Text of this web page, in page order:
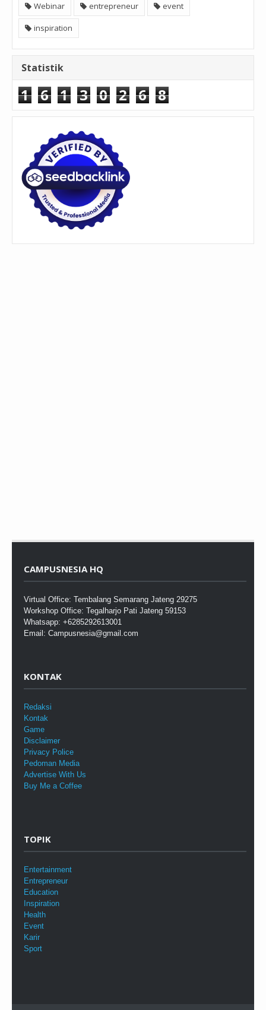
Webinar entrepreneur event
inspiration
Statistik
1 6 1 3 0 2 6 8
CAMPUSNESIA HQ
Virtual Office: Tembalang Semarang Jateng 29275
Workshop Office: Tegalharjo Pati Jateng 59153
Whatsapp: +6285292613001
Email: Campusnesia@gmail.com
KONTAK
Redaksi
Kontak
Game
Disclaimer
Privacy Police
Pedoman Media
Advertise With Us
Buy Me a Coffee
TOPIK
Entertainment
Entrepreneur
Education
Inspiration
Health
Event
Karir
Sport